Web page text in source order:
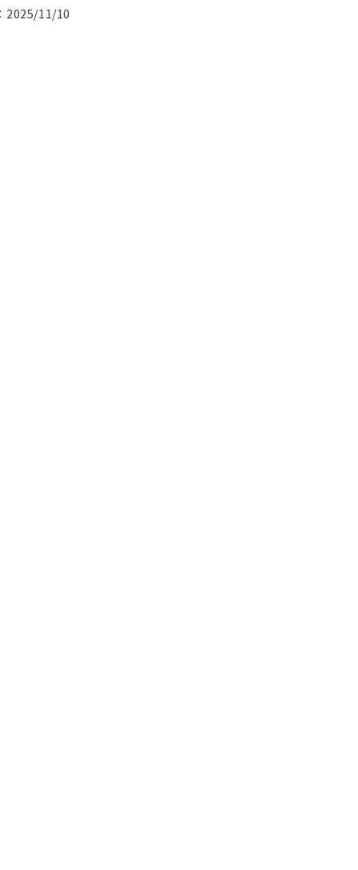
2025/11/10
させていただ
了承ください。
き作成されるも
をご了承くださ
にご登録され
です。
ありません。
です。
1000ppm以下、
下、フタル酸ジブチ
) : 1000ppm、
、
貨物等」とい
要な手段を講じ
これらの製造装
通知します。
ムロン制御